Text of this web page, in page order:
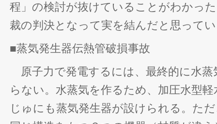
程」の検討が抜けていることがわかっ
裁の判決となって実を結んだと思って
■蒸気発生器伝熱管破損事故
原子力で発電するには、最終的に水
らない。水蒸気を作るため、加圧水型
じゅにも蒸気発生器が設けられる。た